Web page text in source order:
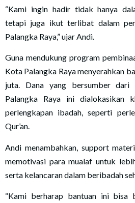
“Kami ingin hadir tidak hanya
tetapi juga ikut terlibat dalam
Palangka Raya,” ujar Andi.
Guna mendukung program
Kota Palangka Raya menyerahkan
juta. Dana yang bersumber dari
Palangka Raya ini dialokasikan
perlengkapan ibadah, seperti
Qur’an.
Andi menambahkan, support
memotivasi para mualaf untuk
serta kelancaran dalam beribadah
“Kami berharap bantuan ini bisa